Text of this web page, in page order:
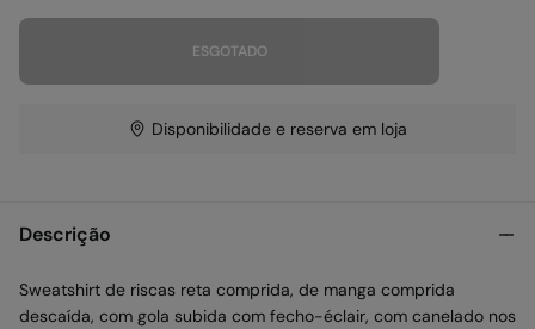
ESGOTADO
Disponibilidade e reserva em loja
Descrição
Sweatshirt de riscas reta comprida, de manga comprida
descaída, com gola subida com fecho-éclair, com canelado nos